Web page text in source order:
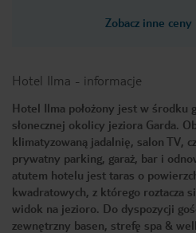
Zobacz inne
Hotel Ilma - informacje
Hotel Ilma położony jest w środku
słonecznej okolicy jeziora Garda.
klimatyzowaną jadalnię, salon TV,
prywatny parking, garaż, bar i
atutem hotelu jest taras o
kwadratowych, z którego roztacza
widok na jezioro. Do dyspozycji
zewnętrzny basen, strefę spa &